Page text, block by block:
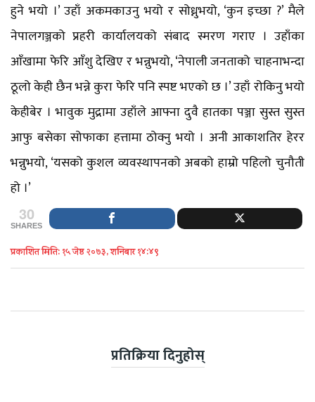
हुने भयो ।’ उहाँ अकमकाउनु भयो र सोध्नुभयो, ‘कुन इच्छा ?’ मैले
नेपालगञ्जको प्रहरी कार्यालयको संबाद स्मरण गराए । उहाँका
आँखामा फेरि आँशु देखिए र भन्नुभयो, ‘नेपाली जनताको चाहनाभन्दा
ठूलो केही छैन भन्ने कुरा फेरि पनि स्पष्ट भएको छ ।’ उहाँ रोकिनु भयो
केहीबेर । भावुक मुद्रामा उहाँले आफ्ना दुवै हातका पञ्जा सुस्त सुस्त
आफु बसेका सोफाका हत्तामा ठोक्नु भयो । अनी आकाशतिर हेरर
भन्नुभयो, ‘यसको कुशल व्यवस्थापनको अबको हाम्रो पहिलो चुनौती
हो ।’
30
SHARES
प्रकाशित मिति: १५ जेष्ठ २०७३, शनिबार १४:४९
प्रतिक्रिया दिनुहोस्